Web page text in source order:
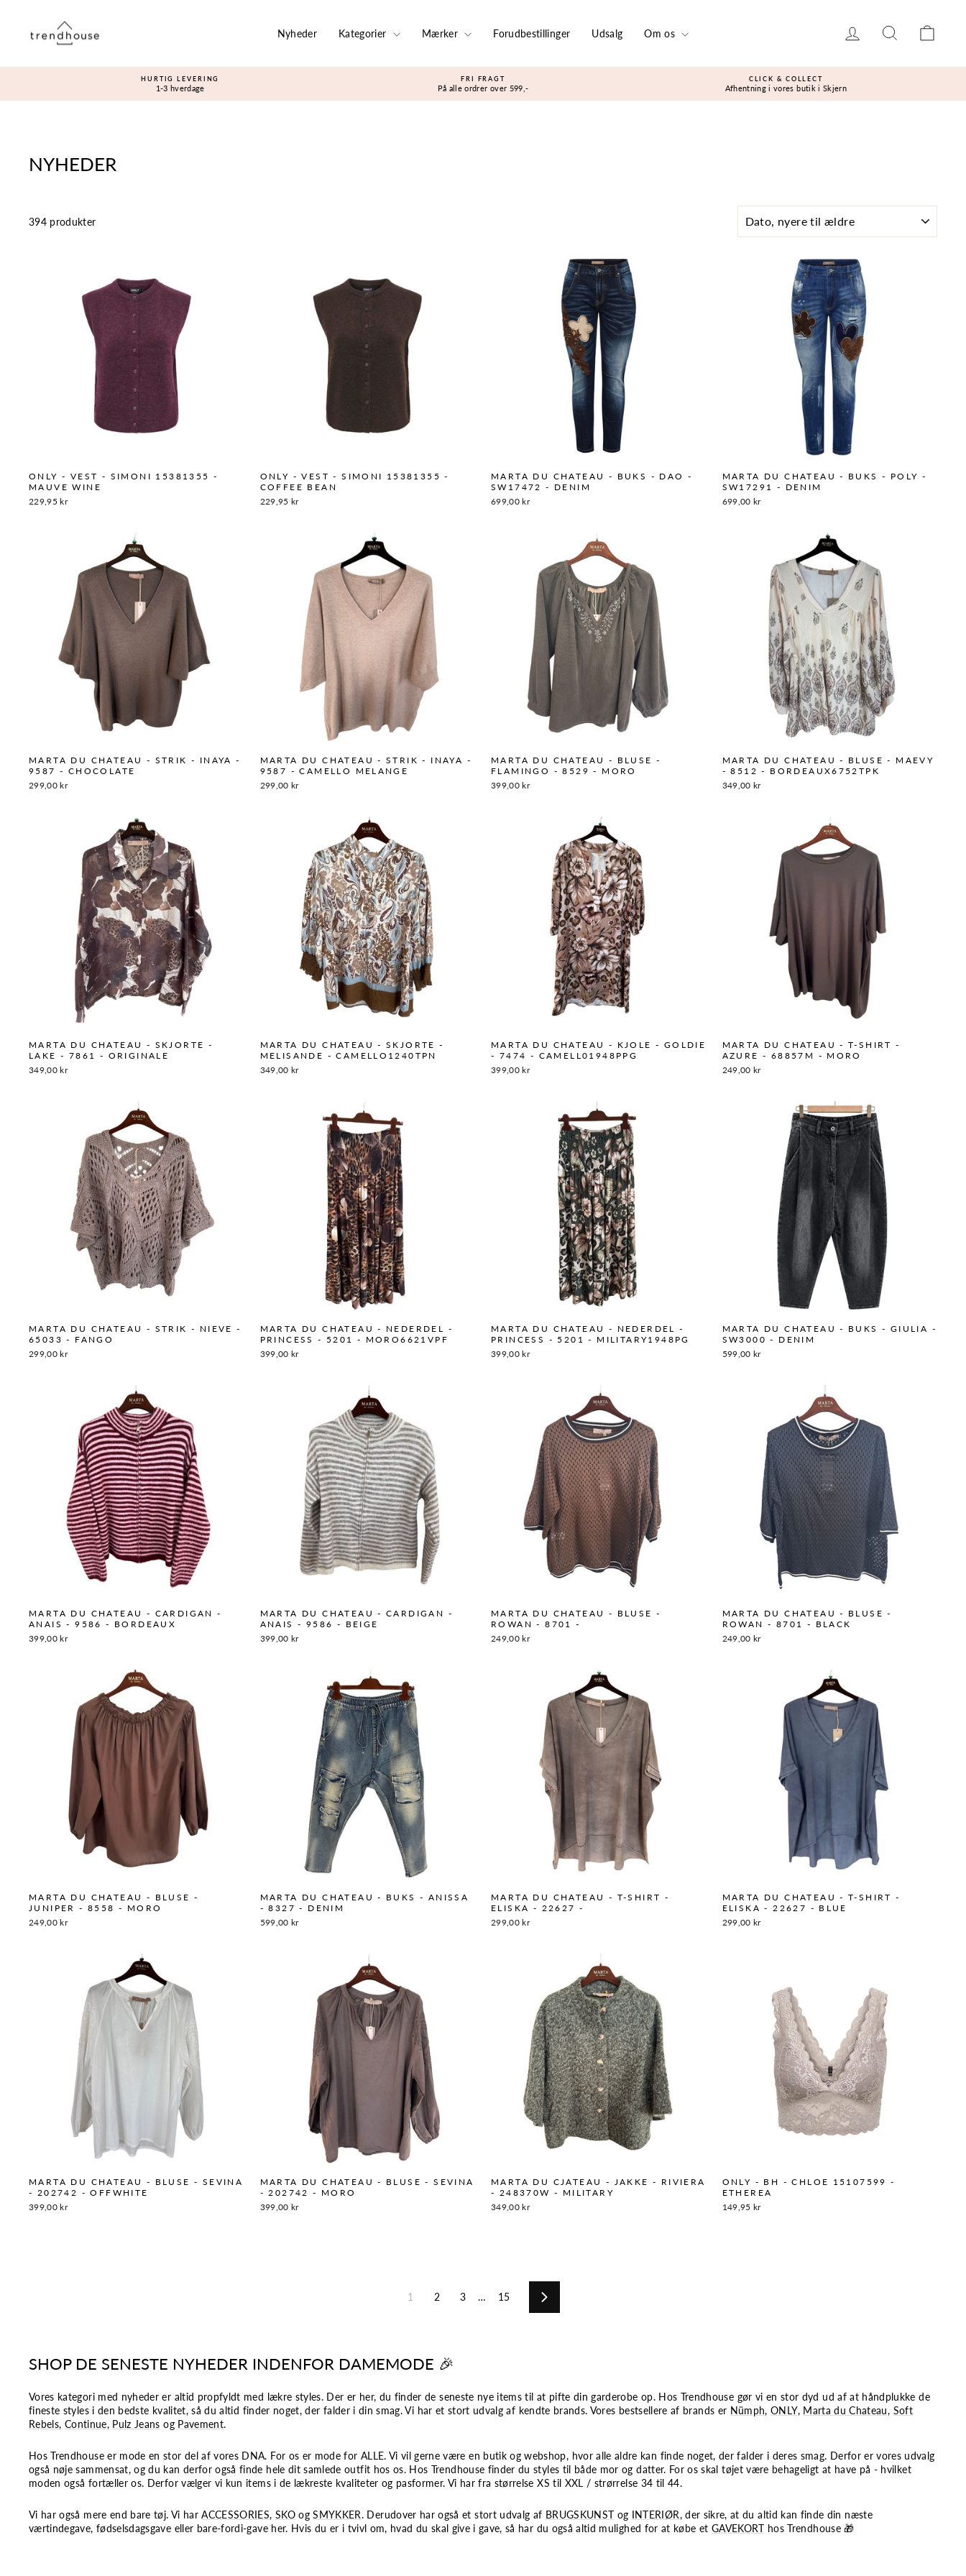
indhold
Nyheder Kategorier Mærker Forudbestillinger Udsalg Om os Log ind
Sæt
diasshow
HURTIG LEVERING
1-3 hverdage
FRI FRAGT
På alle ordrer over 599,-
CLICK & COLLECT
Afhentning i vores butik i Skjern
NYHEDER
394 produkter
ONLY - VEST - SIMONI 15381355 -
MAUVE WINE
229,95 kr
ONLY - VEST - SIMONI 15381355 -
COFFEE BEAN
229,95 kr
MARTA DU CHATEAU - BUKS - DAO -
SW17472 - DENIM
699,00 kr
MARTA DU CHATEAU - BUKS - POLY -
SW17291 - DENIM
699,00 kr
MARTA DU CHATEAU - STRIK - INAYA -
9587 - CHOCOLATE
299,00 kr
MARTA DU CHATEAU - STRIK - INAYA -
9587 - CAMELLO MELANGE
299,00 kr
MARTA DU CHATEAU - BLUSE -
FLAMINGO - 8529 - MORO
399,00 kr
MARTA DU CHATEAU - BLUSE - MAEVY
- 8512 - BORDEAUX6752TPK
349,00 kr
MARTA DU CHATEAU - SKJORTE -
LAKE - 7861 - ORIGINALE
349,00 kr
MARTA DU CHATEAU - SKJORTE -
MELISANDE - CAMELLO1240TPN
349,00 kr
MARTA DU CHATEAU - KJOLE - GOLDIE
- 7474 - CAMELL01948PPG
399,00 kr
MARTA DU CHATEAU - T-SHIRT -
AZURE - 68857M - MORO
249,00 kr
MARTA DU CHATEAU - STRIK - NIEVE -
65033 - FANGO
299,00 kr
MARTA DU CHATEAU - NEDERDEL -
PRINCESS - 5201 - MORO6621VPF
399,00 kr
MARTA DU CHATEAU - NEDERDEL -
PRINCESS - 5201 - MILITARY1948PG
399,00 kr
MARTA DU CHATEAU - BUKS - GIULIA -
SW3000 - DENIM
599,00 kr
MARTA DU CHATEAU - CARDIGAN -
ANAIS - 9586 - BORDEAUX
399,00 kr
MARTA DU CHATEAU - CARDIGAN -
ANAIS - 9586 - BEIGE
399,00 kr
MARTA DU CHATEAU - BLUSE -
ROWAN - 8701 -
249,00 kr
MARTA DU CHATEAU - BLUSE -
ROWAN - 8701 - BLACK
249,00 kr
MARTA DU CHATEAU - BLUSE -
JUNIPER - 8558 - MORO
249,00 kr
MARTA DU CHATEAU - BUKS - ANISSA
- 8327 - DENIM
599,00 kr
MARTA DU CHATEAU - T-SHIRT -
ELISKA - 22627 -
299,00 kr
MARTA DU CHATEAU - T-SHIRT -
ELISKA - 22627 - BLUE
299,00 kr
MARTA DU CHATEAU - BLUSE - SEVINA
- 202742 - OFFWHITE
399,00 kr
MARTA DU CHATEAU - BLUSE - SEVINA
- 202742 - MORO
399,00 kr
MARTA DU CJATEAU - JAKKE - RIVIERA
- 248370W - MILITARY
349,00 kr
ONLY - BH - CHLOE 15107599 -
ETHEREA
149,95 kr
1 2 3 … 15 Næste
SHOP DE SENESTE NYHEDER INDENFOR DAMEMODE 🎉
Vores kategori med nyheder er altid propfyldt med lækre styles. Der er her, du finder de seneste nye items til at pifte din garderobe op. Hos Trendhouse gør vi en stor dyd ud af at håndplukke de
fineste styles i den bedste kvalitet, så du altid finder noget, der falder i din smag. Vi har et stort udvalg af kendte brands. Vores bestsellere af brands er Nümph,ONLY, Marta du Chateau, Soft
Rebels, Continue, Pulz Jeans og Pavement.
Hos Trendhouse er mode en stor del af vores DNA. For os er mode for ALLE. Vi vil gerne være en butik og webshop, hvor alle aldre kan finde noget, der falder i deres smag. Derfor er vores udvalg
også nøje sammensat, og du kan derfor også finde hele dit samlede outfit hos os. Hos Trendhouse finder du styles til både mor og datter. For os skal tøjet være behageligt at have på - hvilket
moden også fortæller os. Derfor vælger vi kun items i de lækreste kvaliteter og pasformer. Vi har fra størrelse XS til XXL / strørrelse 34 til 44.
Vi har også mere end bare tøj. Vi harACCESSORIES, SKOogSMYKKER. Derudover har også et stort udvalg af BRUGSKUNST og INTERIØR, der sikre, at du altid kan finde din næste
værtindegave, fødselsdagsgave eller bare-fordi-gave her. Hvis du er i tvivl om, hvad du skal give i gave, så har du også altid mulighed for at købe et GAVEKORT hos Trendhouse🎁